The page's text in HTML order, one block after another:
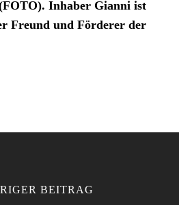
Inhaber Gianni ist
Freund und Förderer der
BEITRAG